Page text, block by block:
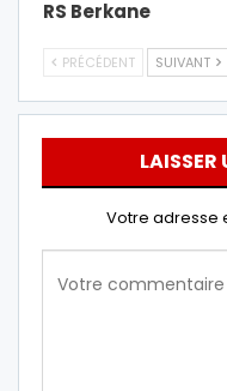
RS Berkane
PRÉCÉDENT SUIVANT
Votre adresse